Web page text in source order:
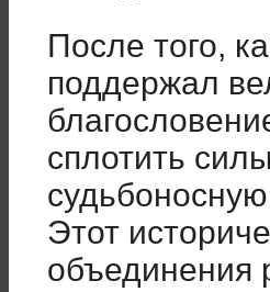
После того,
поддержал
сплотить
Этот
объединения